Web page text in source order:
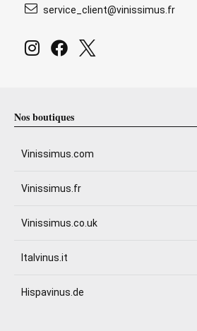
service_client@vinissimus.fr
Nos boutiques
Vinissimus.com
Vinissimus.fr
Vinissimus.co.uk
Italvinus.it
Hispavinus.de